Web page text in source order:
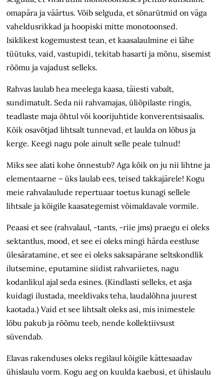
omapära ja väärtus. Võib selguda, et sõnarütmid on väga
vaheldusrikkad ja hoopiski mitte monotoonsed.
Isiklikest kogemustest tean, et kaasalaulmine ei lähe
tüütuks, vaid, vastupidi, tekitab hasarti ja mõnu, sisemist
rõõmu ja vajadust selleks.
Rahvas laulab hea meelega kaasa, täiesti vabalt,
sundimatult. Seda nii rahvamajas, üliõpilaste ringis,
teadlaste maja õhtul või koorijuhtide konverentsisaalis.
Kõik osavõtjad lihtsalt tunnevad, et laulda on lõbus ja
kerge. Keegi nagu pole ainult selle peale tulnud!
Miks see alati kohe õnnestub? Aga kõik on ju nii lihtne ja
elementaarne – üks laulab ees, teised takkajärele! Kogu
meie rahvalaulude repertuaar toetus kunagi sellele
lihtsale ja kõigile kaasa­tegemist võimaldavale vormile.
Peaasi et see (rahvalaul, -tants, -riie jms) praegu ei oleks
sektantlus, mood, et see ei oleks mingi härda eestluse
üles­äratamine, et see ei oleks saksapärane seltskondlik
ilutsemine, eputamine siidist rahvariietes, nagu
kodanlikul ajal seda esines. (Kindlasti selleks, et asja
kuidagi ilustada, meeldivaks teha, lauda­lõhna juurest
kaotada.) Vaid et see lihtsalt oleks asi, mis inimestele
lõbu pakub ja rõõmu teeb, nende kollektiivsust
süvendab.
Elavas rakenduses oleks regilaul kõigile kättesaadav
ühislaulu vorm. Kogu aeg on kuulda kaebusi, et ühislaulu